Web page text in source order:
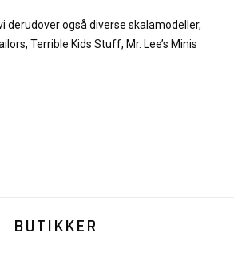
derudover også diverse skalamodeller,
Terrible Kids Stuff, Mr. Lee’s Minis
BUTIKKER